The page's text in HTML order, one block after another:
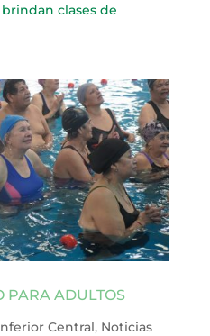
clases de
PARA ADULTOS
Central, Noticias